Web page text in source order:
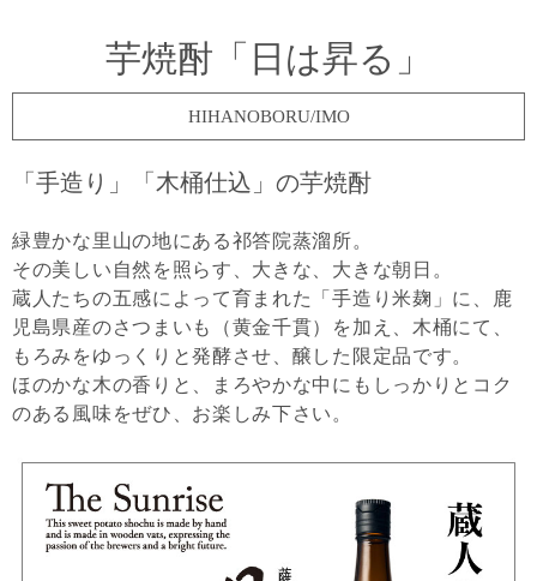
芋焼酎「日は昇る」
HIHANOBORU/IMO
「手造り」「木桶仕込」の芋焼酎
緑豊かな里山の地にある祁答院蒸溜所。
その美しい自然を照らす、大きな、大きな朝日。
蔵人たちの五感によって育まれた「手造り米麹」に、鹿
児島県産のさつまいも（黄金千貫）を加え、木桶にて、
もろみをゆっくりと発酵させ、醸した限定品です。
ほのかな木の香りと、まろやかな中にもしっかりとコク
のある風味をぜひ、お楽しみ下さい。